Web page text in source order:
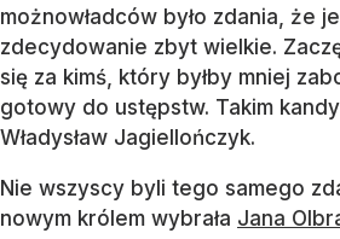
możnowładców było zdania, że
zdecydowanie zbyt wielkie.
się za kimś, który byłby mniej
gotowy do ustępstw. Takim
Władysław Jagiellończyk.
Nie wszyscy byli tego samego
nowym królem wybrała Jana